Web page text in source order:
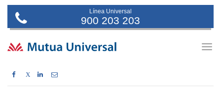
Línea Universal
900 203 203
X